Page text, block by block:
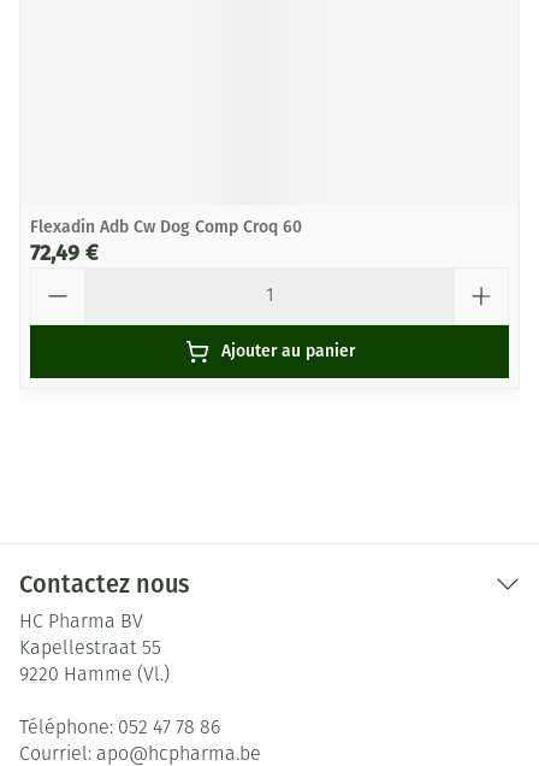
Flexadin Adb Cw Dog Comp Croq 60
72,49 €
Ajouter au panier
Contactez nous
HC Pharma BV
Kapellestraat 55
9220 Hamme (Vl.)
Téléphone: 052 47 78 86
Courriel: apo@hcpharma.be